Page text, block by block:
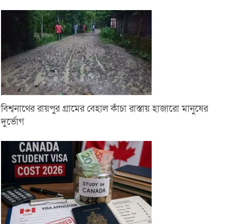
বিশ্বনাথের রায়পুর গ্রামের বেহাল কাঁচা রাস্তায় হাজারো মানুষের
দুর্ভোগ